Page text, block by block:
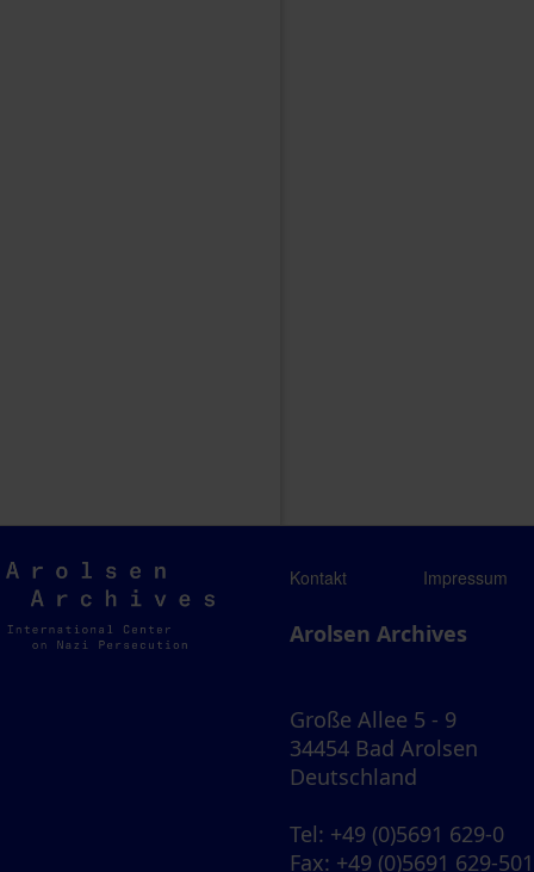
Arolsen
Archives
Kontakt Impressum
Arolsen Archives
Große Allee 5 - 9
34454 Bad Arolsen
Deutschland
Tel: +49 (0)5691 629-0
Fax: +49 (0)5691 629-501